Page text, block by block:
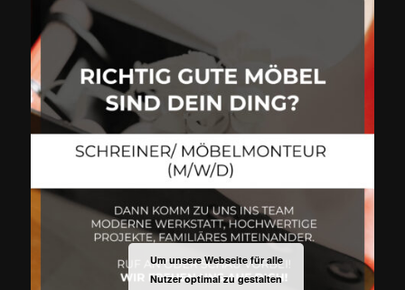
Um unsere Webseite für alle
Nutzer optimal zu gestalten